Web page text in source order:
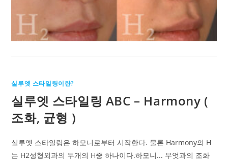
실루엣 스타일링이란?
실루엣 스타일링 ABC – Harmony (
조화, 균형 )
실루엣 스타일링은 하모니로부터 시작한다. 물론 Harmony의 H
는 H2성형외과의 두개의 H중 하나이다.하모니... 무엇과의 조화